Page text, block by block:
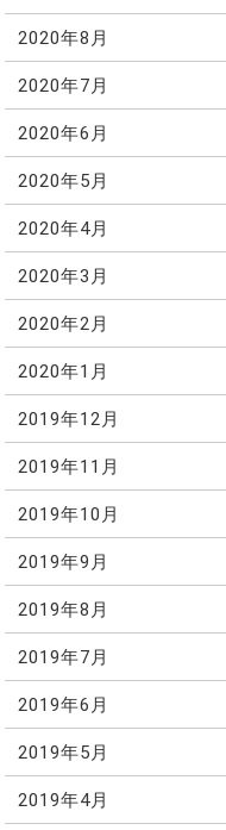
2020年8月
2020年7月
2020年6月
2020年5月
2020年4月
2020年3月
2020年2月
2020年1月
2019年12月
2019年11月
2019年10月
2019年9月
2019年8月
2019年7月
2019年6月
2019年5月
2019年4月